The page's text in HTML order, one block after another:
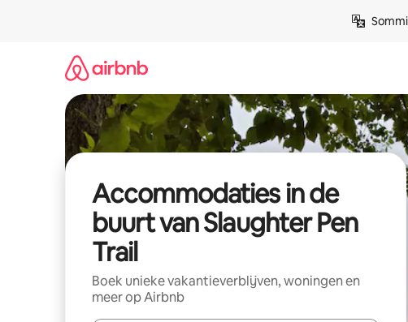
Accommodaties in de
buurt van Slaughter Pen
Trail
Boek unieke vakantieverblijven, woningen en
meer op Airbnb